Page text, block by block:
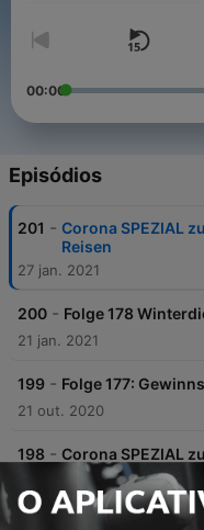
00:00
Episódios
201 - Corona SPEZIAL
Reisen
27 jan. 2021
200 - Folge 178
21 jan. 2021
199 - Folge 177:
21 out. 2020
198 - Corona SPEZIAL
Beherbergungs-
13 out. 2020